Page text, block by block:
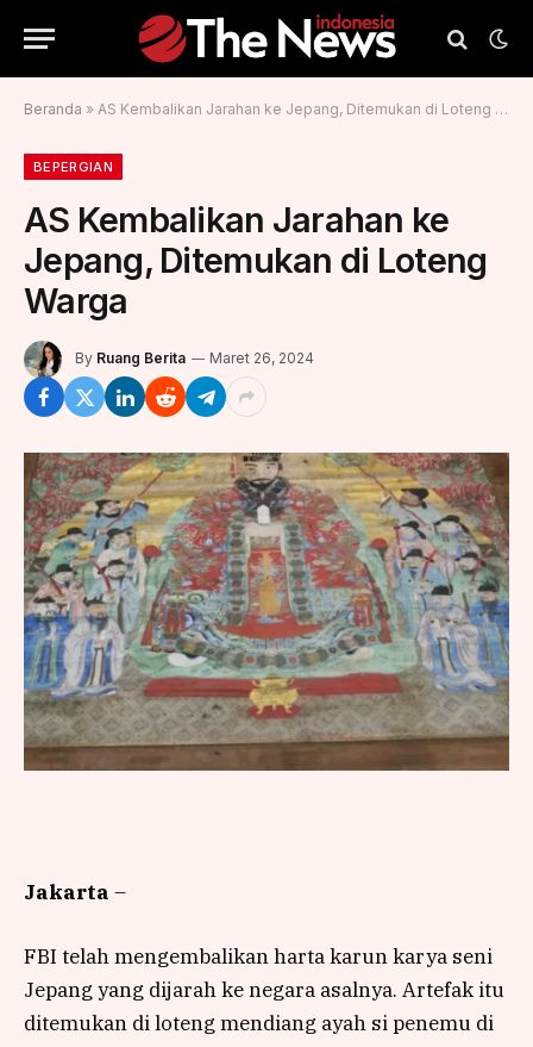
Beranda » AS Kembalikan Jarahan ke Jepang, Ditemukan di Loteng Warga
BEPERGIAN
AS Kembalikan Jarahan ke
Jepang, Ditemukan di Loteng
Warga
By Ruang Berita Maret 26, 2024
Jakarta –
FBI telah mengembalikan harta karun karya seni
Jepang yang dijarah ke negara asalnya. Artefak itu
ditemukan di loteng mendiang ayah si penemu di